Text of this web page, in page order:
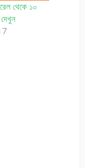
থেকে ১০
দেখুন